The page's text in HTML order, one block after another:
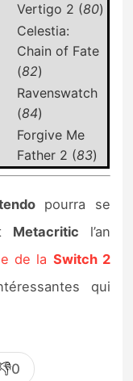
Vertigo 2 (80)
Celestia:
Chain of Fate
(82)
Ravenswatch
(84)
Forgive Me
Father 2 (83)
pourra se
Metacritic l’an
de la Switch 2
qui
0